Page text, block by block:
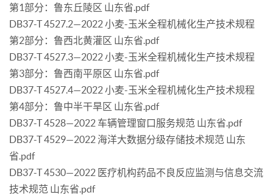
第1部分：鲁东丘陵区 山东省.pdf
DB37-T 4527.2—2022 小麦-玉米全程机械化生产技术规程
第2部分：鲁西北黄灌区 山东省.pdf
DB37-T 4527.3—2022 小麦-玉米全程机械化生产技术规程
第3部分：鲁西南平原区 山东省.pdf
DB37-T 4527.4—2022 小麦-玉米全程机械化生产技术规程
第4部分：鲁中半干旱区 山东省.pdf
DB37-T 4528—2022 车辆管理窗口服务规范 山东省.pdf
DB37-T 4529—2022 海洋大数据分级存储技术规范 山东
省.pdf
DB37-T 4530—2022 医疗机构药品不良反应监测与信息交流
技术规范 山东省.pdf